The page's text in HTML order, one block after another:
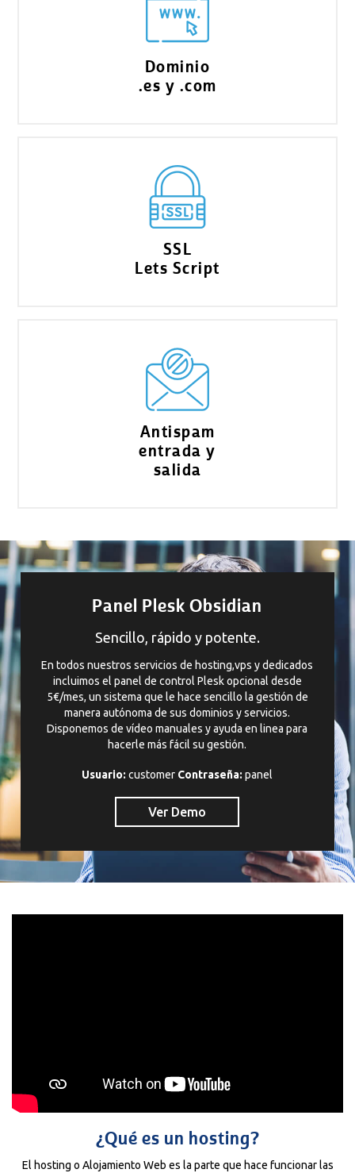
Dominio
.es y .com
SSL
Lets Script
Antispam
entrada y
salida
Panel Plesk Obsidian
Sencillo, rápido y potente.
En todos nuestros servicios de hosting,vps y dedicados
incluimos el panel de control Plesk opcional desde
5€/mes, un sistema que le hace sencillo la gestión de
manera autónoma de sus dominios y servicios.
Disponemos de vídeo manuales y ayuda en linea para
hacerle más fácil su gestión.
Usuario: customer Contraseña: panel
Ver Demo
¿Qué es un hosting?
El hosting o Alojamiento Web es la parte que hace funcionar las